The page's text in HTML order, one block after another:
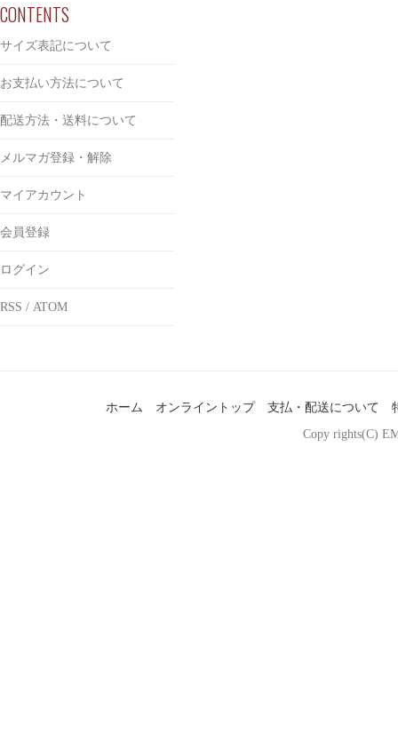
CONTENTS
サイズ表記について
お支払い方法について
配送方法・送料について
メルマガ登録・解除
マイアカウント
会員登録
ログイン
RSS / ATOM
ホーム オンライントップ 支払・配送について
Copy rights(C)